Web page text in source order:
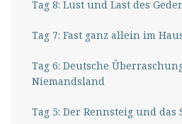
Tag 8: Lust und Last des
Tag 7: Fast ganz allein im
Tag 6: Deutsche
Niemandsland
Tag 5: Der Rennsteig und das